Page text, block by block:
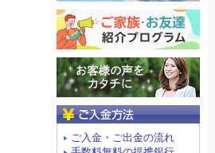
ご入金・ご出金の流れ